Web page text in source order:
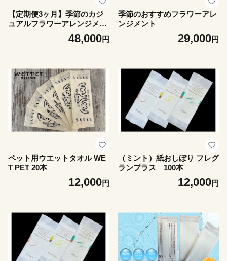
【定期便3ヶ月】季節のカジ
ュアルフラワーアレンジメン
48,000円
季節のおすすめフラワーアレ
ンジメント
29,000円
ペット用ウエットタオル WE
T PET 20本
12,000円
（ミント）紙おしぼり フレグ
ランプラス 100本
12,000円